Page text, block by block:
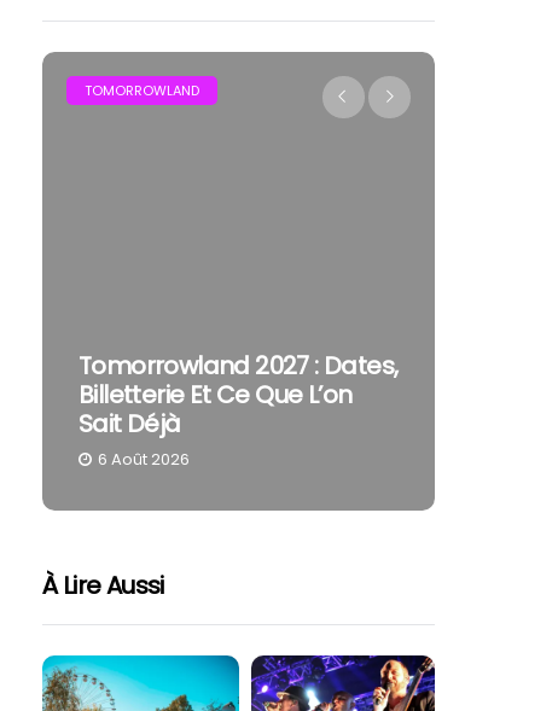
TOMORROWLAND
Tomorrowland 2027 : Dates,
Billetterie Et Ce Que L’on
Sait Déjà
6 Août 2026
À Lire Aussi